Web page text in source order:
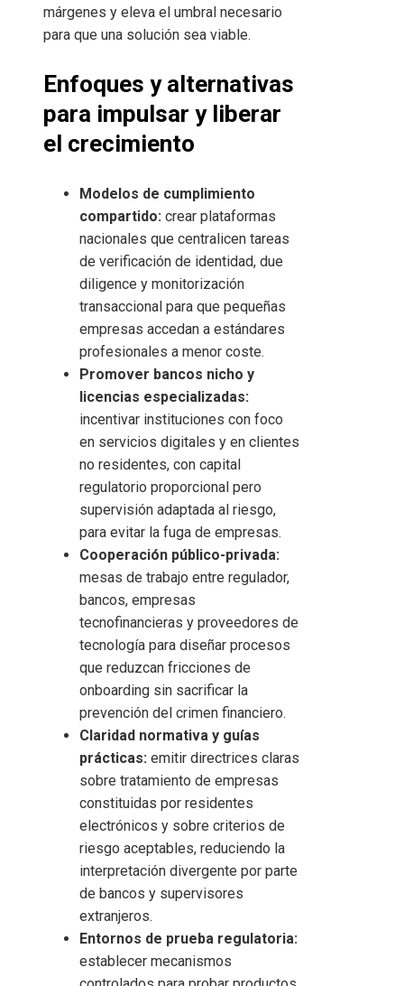
márgenes y eleva el umbral necesario
para que una solución sea viable.
Enfoques y alternativas
para impulsar y liberar
el crecimiento
Modelos de cumplimiento
compartido: crear plataformas
nacionales que centralicen tareas
de verificación de identidad, due
diligence y monitorización
transaccional para que pequeñas
empresas accedan a estándares
profesionales a menor coste.
Promover bancos nicho y
licencias especializadas:
incentivar instituciones con foco
en servicios digitales y en clientes
no residentes, con capital
regulatorio proporcional pero
supervisión adaptada al riesgo,
para evitar la fuga de empresas.
Cooperación público-privada:
mesas de trabajo entre regulador,
bancos, empresas
tecnofinancieras y proveedores de
tecnología para diseñar procesos
que reduzcan fricciones de
onboarding sin sacrificar la
prevención del crimen financiero.
Claridad normativa y guías
prácticas: emitir directrices claras
sobre tratamiento de empresas
constituidas por residentes
electrónicos y sobre criterios de
riesgo aceptables, reduciendo la
interpretación divergente por parte
de bancos y supervisores
extranjeros.
Entornos de prueba regulatoria:
establecer mecanismos